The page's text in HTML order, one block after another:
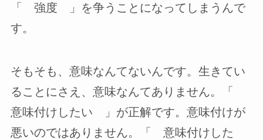
「 強度 」を争うことになってしまうんで
す。
そもそも、意味なんてないんです。生きてい
ることにさえ、意味なんてありません。「
意味付けしたい 」が正解です。意味付けが
悪いのではありません。「 意味付けした